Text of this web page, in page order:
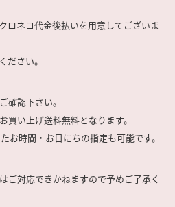
ロネコ代金後払いを用意してございま
ださい。
確認下さい。
買い上げ送料無料となります。
お時間・お日にちの指定も可能です。
ご対応できかねますので予めご了承く